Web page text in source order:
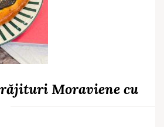
Moraviene cu